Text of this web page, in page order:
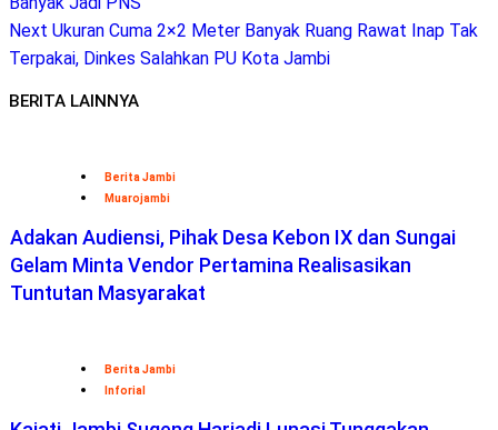
Next Ukuran Cuma 2×2 Meter Banyak Ruang Rawat Inap Tak
Terpakai, Dinkes Salahkan PU Kota Jambi
BERITA LAINNYA
Berita Jambi
Muarojambi
Adakan Audiensi, Pihak Desa Kebon IX dan Sungai
Gelam Minta Vendor Pertamina Realisasikan
Tuntutan Masyarakat
Berita Jambi
Inforial